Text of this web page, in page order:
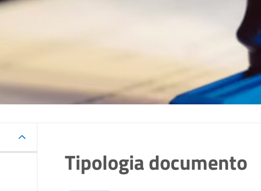
Tipologia documento